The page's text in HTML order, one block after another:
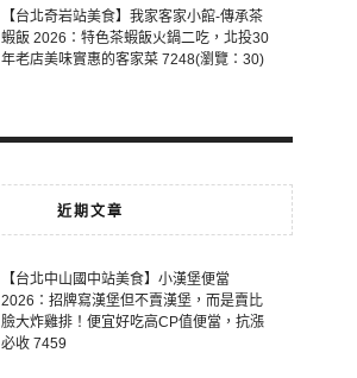
【台北奇岩站美食】我家客家小館-傳承茶
蝦飯 2026：特色茶蝦飯火鍋二吃，北投30
年老店美味實惠的客家菜 7248(瀏覽：30)
近期文章
【台北中山國中站美食】小漢堡便當
2026：招牌寫漢堡但不賣漢堡，而是賣比
臉大炸雞排！便宜好吃高CP值便當，抗漲
必收 7459